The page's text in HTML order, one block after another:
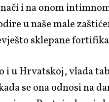
i na onom
u naše male
sklepane
i u Hrvatskoj, vlada
se ona odnosi na